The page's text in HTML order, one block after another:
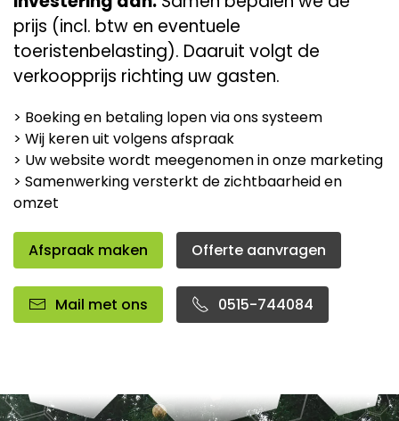
prijs (incl. btw en eventuele
toeristenbelasting). Daaruit volgt de
verkoopprijs richting uw gasten.
> Boeking en betaling lopen via ons systeem
> Wij keren uit volgens afspraak
> Uw website wordt meegenomen in onze marketing
> Samenwerking versterkt de zichtbaarheid en
omzet
Afspraak maken Offerte aanvragen
Mail met ons 0515-744084